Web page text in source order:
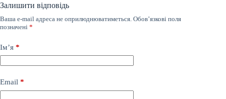
Залишити відповідь
Ваша e-mail адреса не оприлюднюватиметься. Обов’язкові поля
позначені *
Ім’я *
Email *